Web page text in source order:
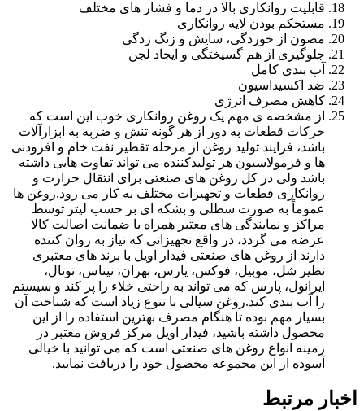
قابلیت روانکاری بالا در دما و فشار های مختلف
مستحکم بودن لایه روانکاری
مصون از خوردگی، سایش و زنگ زدگی
جلوگیری از هم گسیختگی و ایجاد لجن
آب بندی کامل
ضد اکسیداسیون
کاهش مصرف انرژی
از مشخصه ی مهم یک روغن روانکاری خوب این است که
حرکات قطعات به دور از هر گونه تنش و ضربه به ابزارآلات
باشد، فرایند تولید روغن از مرحله تقطیر نفت خام و افزودنی
ها و فرمولاسیون هر تولیدکننده می تواند تفاوت هایی داشته
باشد ولی در کل روغن های صنعتی برای انتقال حرارت و
روانکاری قطعات و تجهیزات مختلف به کار می رود.روغن ها
عموماً به صورت سطلی و بشکه ای بر حسب لیتر توسط
مراکز و نمایندگی های معتبر همراه با ضمانت اصالت کالا
عرضه می گردد، در واقع تجهیزاتی که نیاز به روان کننده
دارند از روغن های صنعتی فیدار اویل با برند های معتبری
نظیر شل، موبیل، فوکس، پارس، بهران، نیناس، توتال،
ایرانول، پارس که می تواند به راحتی خلاء را پر کند و سیستم
را آب بندی کند.روغن سیالی با تنوع زیاد است که شناخت آن
بسیار مهم بوده تا هنگام مصرف بهترین استفاده را از این
محصول داشته باشید، فیدار اویل مرکز فروش معتبر در
زمینه انواع روغن های صنعتی است که می توانید با خیالی
آسوده از این مجموعه محصول خود را دریافت نمایید.
اخبار مرتبط